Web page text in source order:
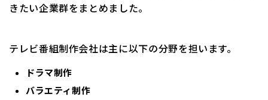
きたい企業群をまとめました。
テレビ番組制作会社は主に以下の分野を担います。
ドラマ制作
バラエティ制作